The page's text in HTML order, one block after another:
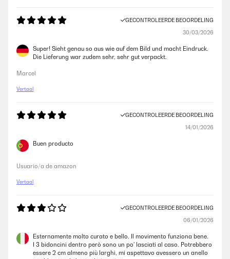
GECONTROLEERDE BEOORDELING
30/03/2026
Super! Sieht genau so aus wie auf dem Bild und macht Eindruck.
Die Lieferung war zudem sehr, sehr gut verpackt.
Marcel
Vertaal
GECONTROLEERDE BEOORDELING
14/01/2026
Buen producto
Usuario/a de amazon
Vertaal
GECONTROLEERDE BEOORDELING
06/01/2026
Esternamente molto curato e bello. Il movimento funziona bene.
I 3 bidoncini dentro però sono un po' lasciati al caso. Potrebbero
essere 2 cm almeno più larghi, mi aspettavo avessero un anello